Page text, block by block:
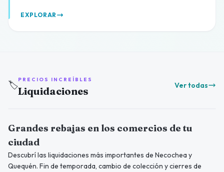
EXPLORAR
🏷️PRECIOS INCREÍBLES
Liquidaciones Ver todas
Grandes rebajas en los comercios de tu
ciudad
Descubrí las liquidaciones más importantes de Necochea y
Quequén. Fin de temporada, cambio de colección y cierres de